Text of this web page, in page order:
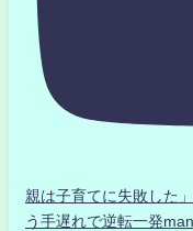
親は子育てに失敗した
う手遅れで逆転一発